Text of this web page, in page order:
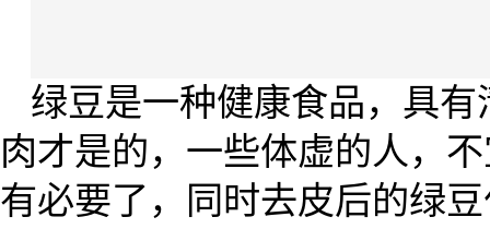
绿豆是一种健康食品，具
肉才是的，一些体虚的人，
有必要了，同时去皮后的绿